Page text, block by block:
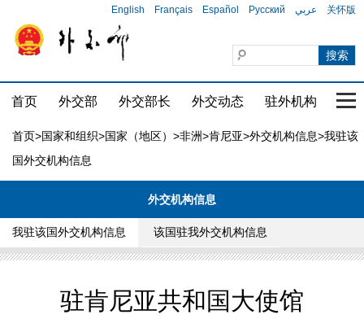
English Français Español Русский عربي 关怀版
首页 外交部 外交部长 外交动态 驻外机构 国
首页>国家和组织>国家（地区） >非洲>肯尼亚>外交机构信息>我驻该
国外交机构信息
外交机构信息
我驻该国外交机构信息 该国驻我外交机构信息
驻肯尼亚共和国大使馆